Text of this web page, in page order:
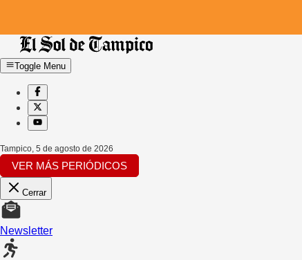
Toggle Menu
Tampico, 5 de agosto de 2026
VER MÁS PERIÓDICOS
Cerrar
Newsletter